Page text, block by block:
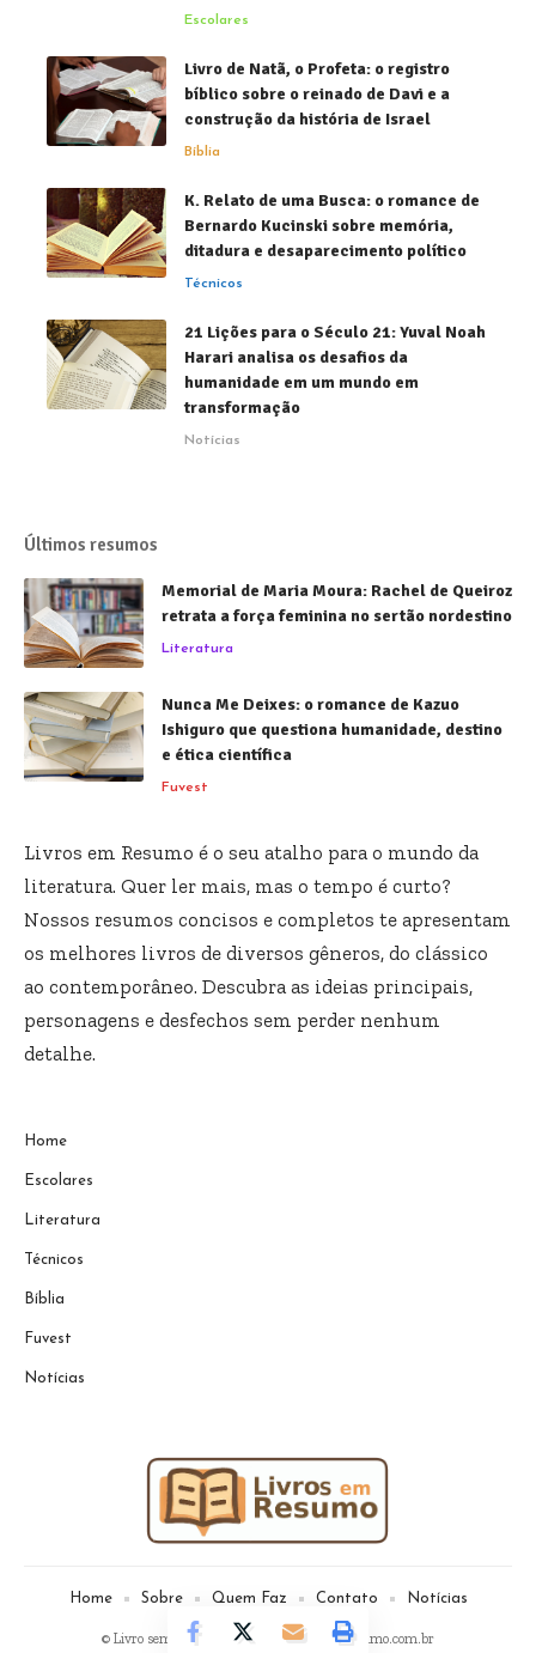
Escolares
Livro de Natã, o Profeta: o registro
bíblico sobre o reinado de Davi e a
construção da história de Israel
Bíblia
K. Relato de uma Busca: o romance de
Bernardo Kucinski sobre memória,
ditadura e desaparecimento político
Técnicos
21 Lições para o Século 21: Yuval Noah
Harari analisa os desafios da
humanidade em um mundo em
transformação
Notícias
Últimos resumos
Memorial de Maria Moura: Rachel de Queiroz
retrata a força feminina no sertão nordestino
Literatura
Nunca Me Deixes: o romance de Kazuo
Ishiguro que questiona humanidade, destino
e ética científica
Fuvest
Livros em Resumo é o seu atalho para o mundo da
literatura. Quer ler mais, mas o tempo é curto?
Nossos resumos concisos e completos te apresentam
os melhores livros de diversos gêneros, do clássico
ao contemporâneo. Descubra as ideias principais,
personagens e desfechos sem perder nenhum
detalhe.
Home
Escolares
Literatura
Técnicos
Bíblia
Fuvest
Notícias
© Livro sem Resumo -contato@livrosemresumo.com.br
Home Sobre Quem Faz Contato Notícias